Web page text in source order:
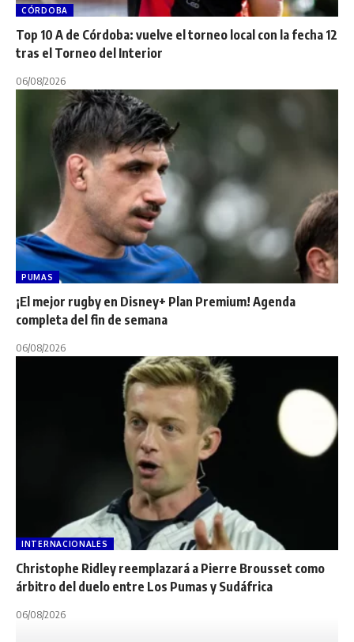
CÓRDOBA
Top 10 A de Córdoba: vuelve el torneo local con la fecha 12
tras el Torneo del Interior
06/08/2026
PUMAS
¡El mejor rugby en Disney+ Plan Premium! Agenda
completa del fin de semana
06/08/2026
INTERNACIONALES
Christophe Ridley reemplazará a Pierre Brousset como
árbitro del duelo entre Los Pumas y Sudáfrica
06/08/2026